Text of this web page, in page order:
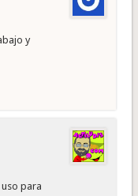
y
para